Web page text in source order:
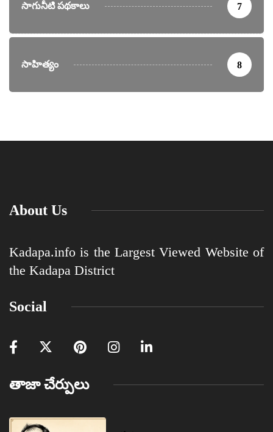
సాగునీటి పథకాలు 7
సాహిత్యం 8
About Us
Kadapa.info is the Largest Viewed Website of
the Kadapa District
Social
తాజా చేర్పులు